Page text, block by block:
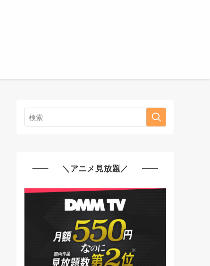
＼アニメ見放題／